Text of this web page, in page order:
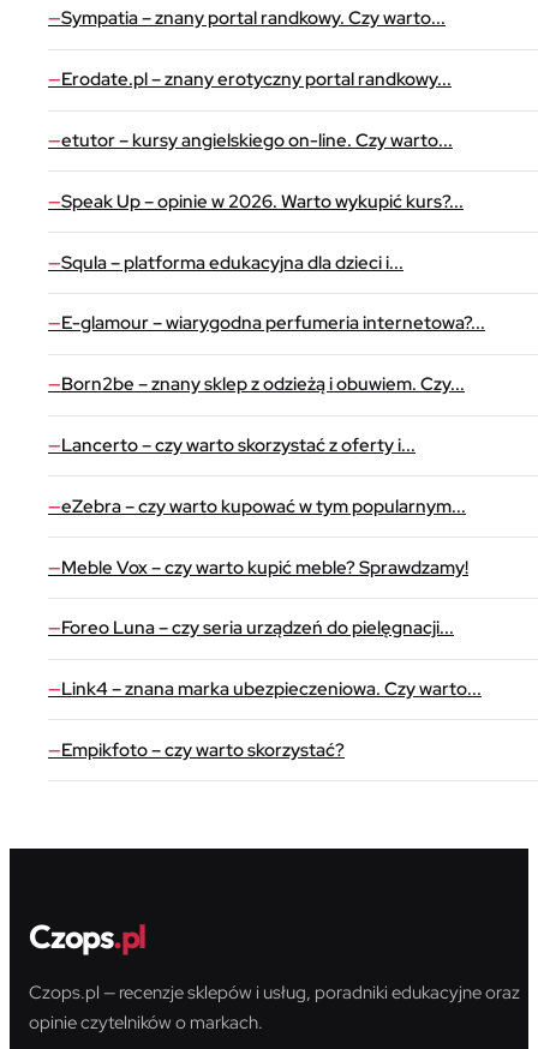
Sympatia – znany portal randkowy. Czy warto...
Erodate.pl – znany erotyczny portal randkowy...
etutor – kursy angielskiego on-line. Czy warto...
Speak Up – opinie w 2026. Warto wykupić kurs?...
Squla – platforma edukacyjna dla dzieci i...
E-glamour – wiarygodna perfumeria internetowa?...
Born2be – znany sklep z odzieżą i obuwiem. Czy...
Lancerto – czy warto skorzystać z oferty i...
eZebra – czy warto kupować w tym popularnym...
Meble Vox – czy warto kupić meble? Sprawdzamy!
Foreo Luna – czy seria urządzeń do pielęgnacji...
Link4 – znana marka ubezpieczeniowa. Czy warto...
Empikfoto – czy warto skorzystać?
Czops.pl
Czops.pl — recenzje sklepów i usług, poradniki edukacyjne oraz
opinie czytelników o markach.